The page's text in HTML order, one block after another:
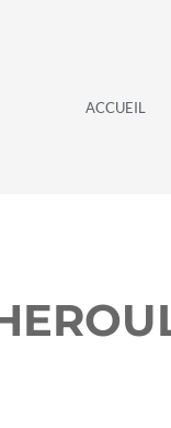
ACCUEIL